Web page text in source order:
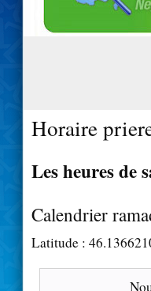
Horaire
Les heures de
Calendrier
Latitude :